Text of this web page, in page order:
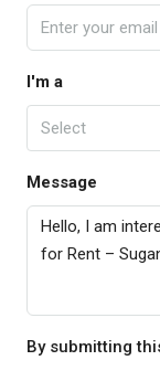
I'm a
Select
Message
By submitting